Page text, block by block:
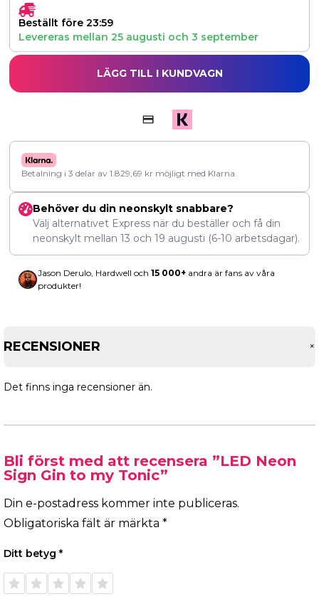
Beställt före 23:59
Levereras mellan 25 augusti och 3 september
LÄGG TILL I KUNDVAGN
Betalning i 3 delar av 1.829,69 kr möjligt med Klarna.
Behöver du din neonskylt snabbare?
Välj alternativet Express när du beställer och få din
neonskylt mellan 13 och 19 augusti (6-10 arbetsdagar).
Jason Derulo, Hardwell och 15 000+ andra är fans av våra
produkter!
RECENSIONER +
Det finns inga recensioner än.
Bli först med att recensera ”LED Neon
Sign Gin to my Tonic”
Din e-postadress kommer inte publiceras.
Obligatoriska fält är märkta *
Ditt betyg *
1 av 5
stjärnor
2 av 5
stjärnor
3 av 5
stjärnor
4 av 5
stjärnor
5 av 5
stjärnor